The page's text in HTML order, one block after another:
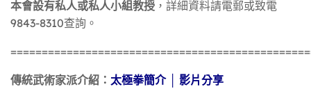
本會設有私人或私人小組教授 ，詳細資料請電郵或致電
9843-8310查詢。
傳統武術家派介紹： 太極拳簡介│ 影片分享